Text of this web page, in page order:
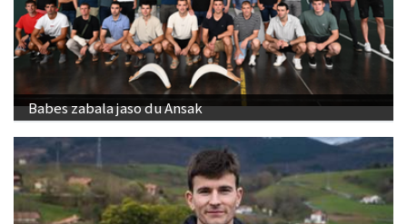
Babes zabala jaso du Ansak